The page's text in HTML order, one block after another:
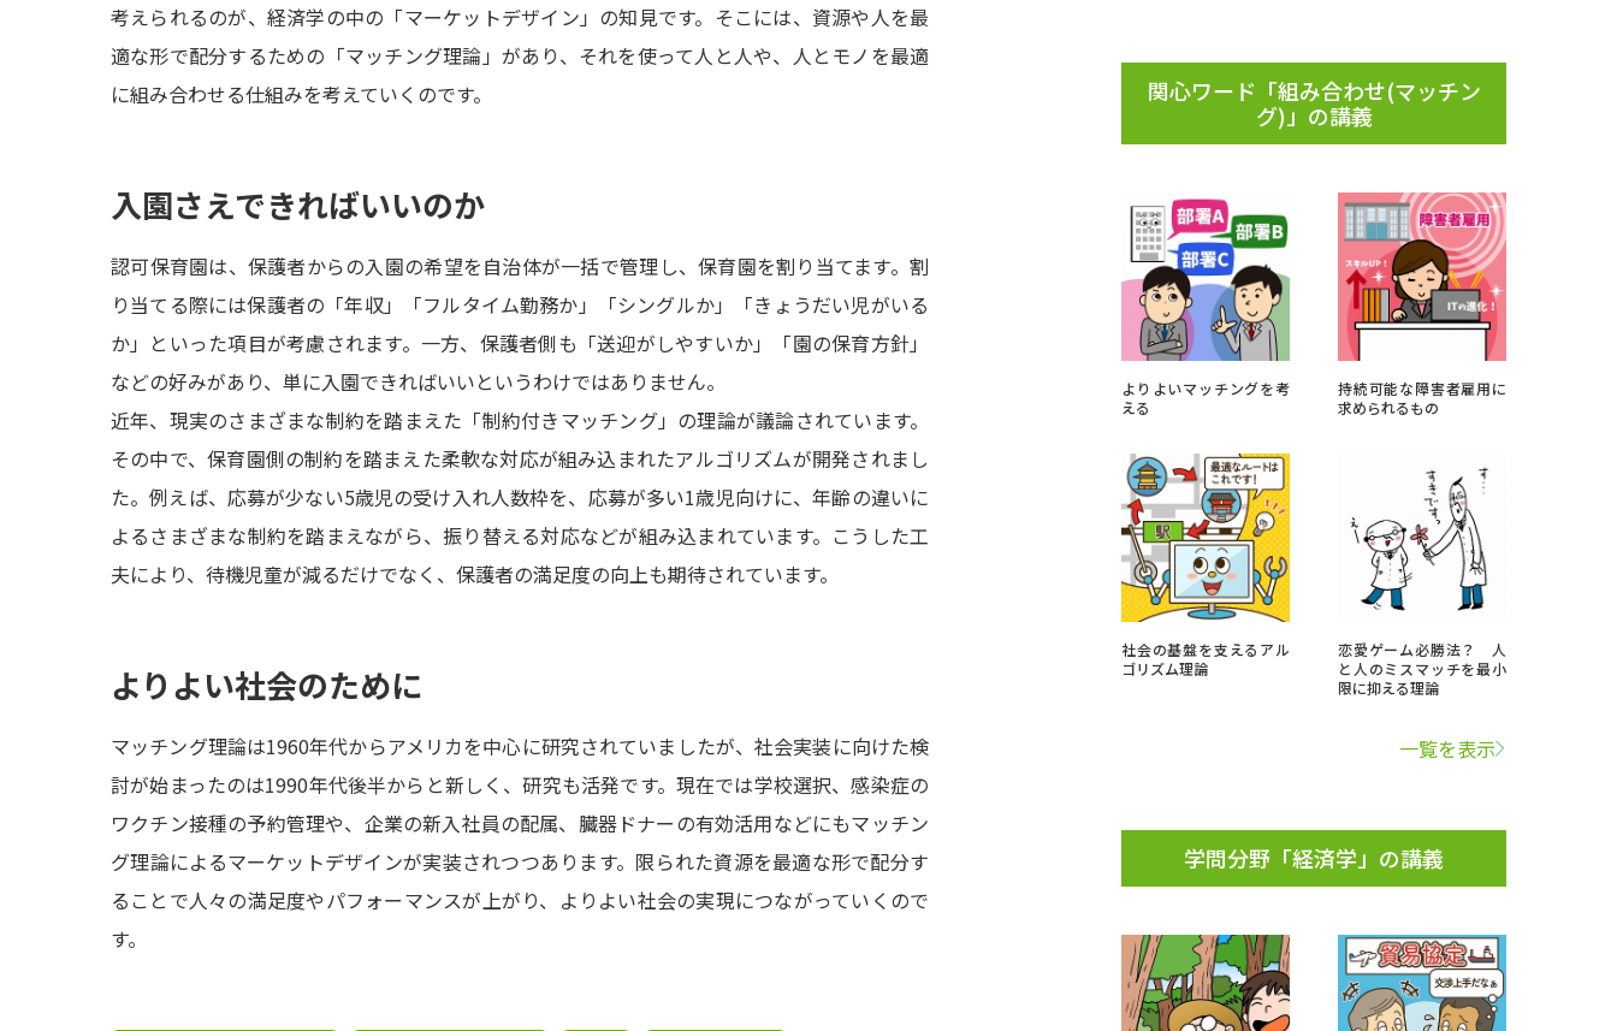
データサイエンス特集
新学年スタート号特集ページ（高3生用）
オープンキャンパス検索
実施プログラムから探す
来場型・Web型イベント特集
受験準備 資料検索
志望校・出願校を調べる
併願校選び
先輩が入学を決めた理由
学問発見
大学で学びたい学問発見
学問のミニ講義「夢ナビ講義」 学問分野解説 学問の教科書 夢ナビライブ
考えられるのが、経済学の中の「マーケットデザイン」の知見です。そこには、資源や人を最
適な形で配分するための「マッチング理論」があり、それを使って人と人や、人とモノを最適
に組み合わせる仕組みを考えていくのです。
入園さえできればいいのか
認可保育園は、保護者からの入園の希望を自治体が一括で管理し、保育園を割り当てます。割
り当てる際には保護者の「年収」「フルタイム勤務か」「シングルか」「きょうだい児がいる
か」といった項目が考慮されます。一方、保護者側も「送迎がしやすいか」「園の保育方針」
などの好みがあり、単に入園できればいいというわけではありません。
近年、現実のさまざまな制約を踏まえた「制約付きマッチング」の理論が議論されています。
その中で、保育園側の制約を踏まえた柔軟な対応が組み込まれたアルゴリズムが開発されまし
た。例えば、応募が少ない5歳児の受け入れ人数枠を、応募が多い1歳児向けに、年齢の違いに
よるさまざまな制約を踏まえながら、振り替える対応などが組み込まれています。こうした工
夫により、待機児童が減るだけでなく、保護者の満足度の向上も期待されています。
よりよい社会のために
マッチング理論は1960年代からアメリカを中心に研究されていましたが、社会実装に向けた検
討が始まったのは1990年代後半からと新しく、研究も活発です。現在では学校選択、感染症の
ワクチン接種の予約管理や、企業の新入社員の配属、臓器ドナーの有効活用などにもマッチン
グ理論によるマーケットデザインが実装されつつあります。限られた資源を最適な形で配分す
ることで人々の満足度やパフォーマンスが上がり、よりよい社会の実現につながっていくので
す。
関心ワード「組み合わせ(マッチン
グ)」の講義
よりよいマッチングを考
える
持続可能な障害者雇用に
求められるもの
社会の基盤を支えるアル
ゴリズム理論
恋愛ゲーム必勝法？ 人
と人のミスマッチを最小
限に抑える理論
一覧を表示
学問分野「経済学」の講義